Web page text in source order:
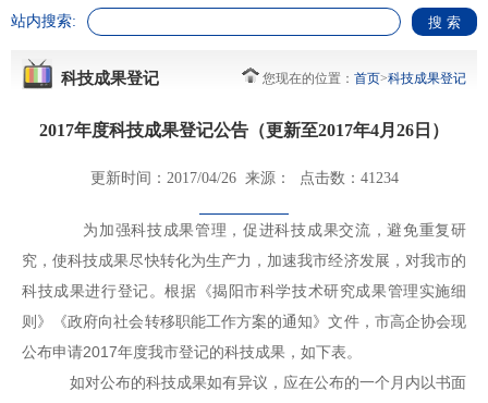
站内搜索:
科技成果登记 您现在的位置： 首页>科技成果登记
2017年度科技成果登记公告（更新至2017年4月26日）
更新时间：2017/04/26 来源： 点击数：41234
为加强科技成果管理，促进科技成果交流，避免重复研
究，使科技成果尽快转化为生产力，加速我市经济发展，对我市的
科技成果进行登记。根据《揭阳市科学技术研究成果管理实施细
则》《政府向社会转移职能工作方案的通知》文件，市高企协会现
公布申请2017年度我市登记的科技成果，如下表。
如对公布的科技成果如有异议，应在公布的一个月内以书面